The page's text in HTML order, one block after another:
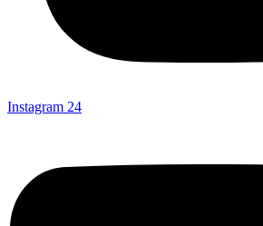
Instagram 24